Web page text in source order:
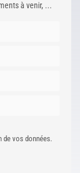
à venir, ...
de vos données.